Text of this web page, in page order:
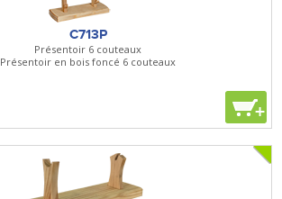
C713P
Présentoir 6 couteaux
Présentoir en bois foncé 6 couteaux
+